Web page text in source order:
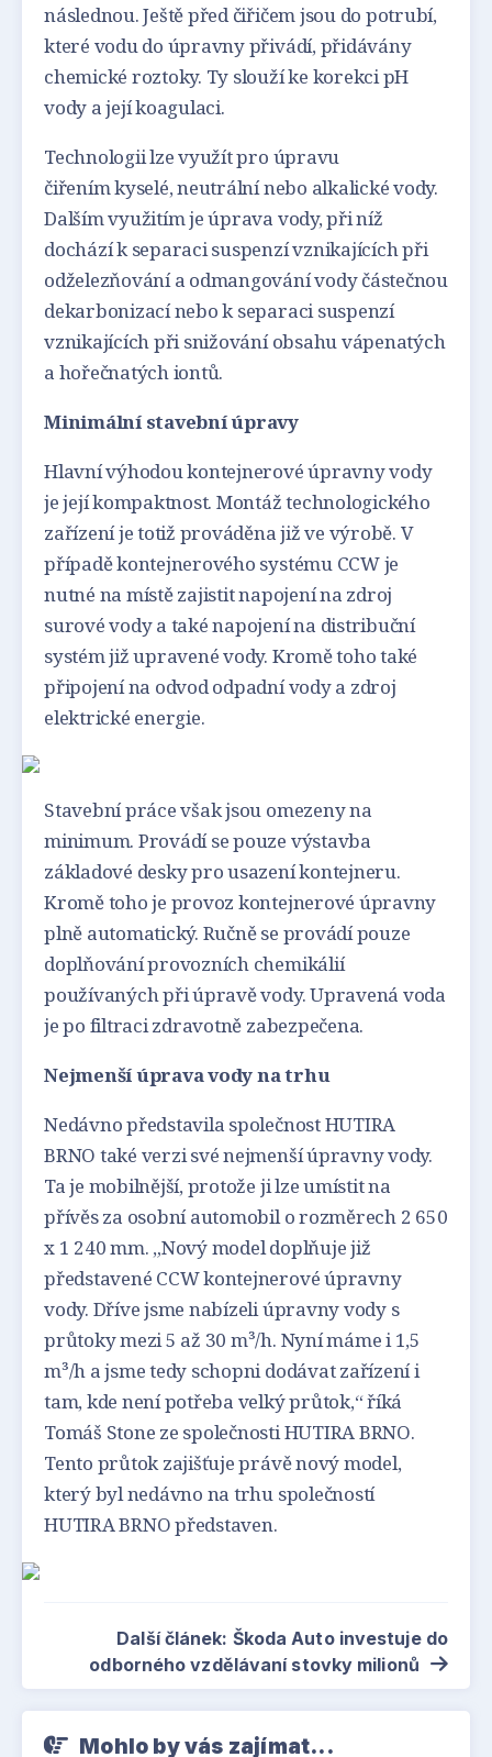
následnou. Ještě před čiřičem jsou do potrubí,
které vodu do úpravny přivádí, přidávány
chemické roztoky. Ty slouží ke korekci pH
vody a její koagulaci.
Technologii lze využít pro úpravu
čiřením kyselé, neutrální nebo alkalické vody.
Dalším využitím je úprava vody, při níž
dochází k separaci suspenzí vznikajících při
odželezňování a odmangování vody částečnou
dekarbonizací nebo k separaci suspenzí
vznikajících při snižování obsahu vápenatých
a hořečnatých iontů.
Minimální stavební úpravy
Hlavní výhodou kontejnerové úpravny vody
je její kompaktnost. Montáž technologického
zařízení je totiž prováděna již ve výrobě. V
případě kontejnerového systému CCW je
nutné na místě zajistit napojení na zdroj
surové vody a také napojení na distribuční
systém již upravené vody. Kromě toho také
připojení na odvod odpadní vody a zdroj
elektrické energie.
Stavební práce však jsou omezeny na
minimum. Provádí se pouze výstavba
základové desky pro usazení kontejneru.
Kromě toho je provoz kontejnerové úpravny
plně automatický. Ručně se provádí pouze
doplňování provozních chemikálií
používaných při úpravě vody. Upravená voda
je po filtraci zdravotně zabezpečena.
Nejmenší úprava vody na trhu
Nedávno představila společnost HUTIRA
BRNO také verzi své nejmenší úpravny vody.
Ta je mobilnější, protože ji lze umístit na
přívěs za osobní automobil o rozměrech 2 650
x 1 240 mm. „Nový model doplňuje již
představené CCW kontejnerové úpravny
vody. Dříve jsme nabízeli úpravny vody s
průtoky mezi 5 až 30 m³/h. Nyní máme i 1,5
m³/h a jsme tedy schopni dodávat zařízení i
tam, kde není potřeba velký průtok,“ říká
Tomáš Stone ze společnosti HUTIRA BRNO.
Tento průtok zajišťuje právě nový model,
který byl nedávno na trhu společností
HUTIRA BRNO představen.
Další článek: Škoda Auto investuje do
odborného vzdělávaní stovky milionů
Mohlo by vás zajímat...